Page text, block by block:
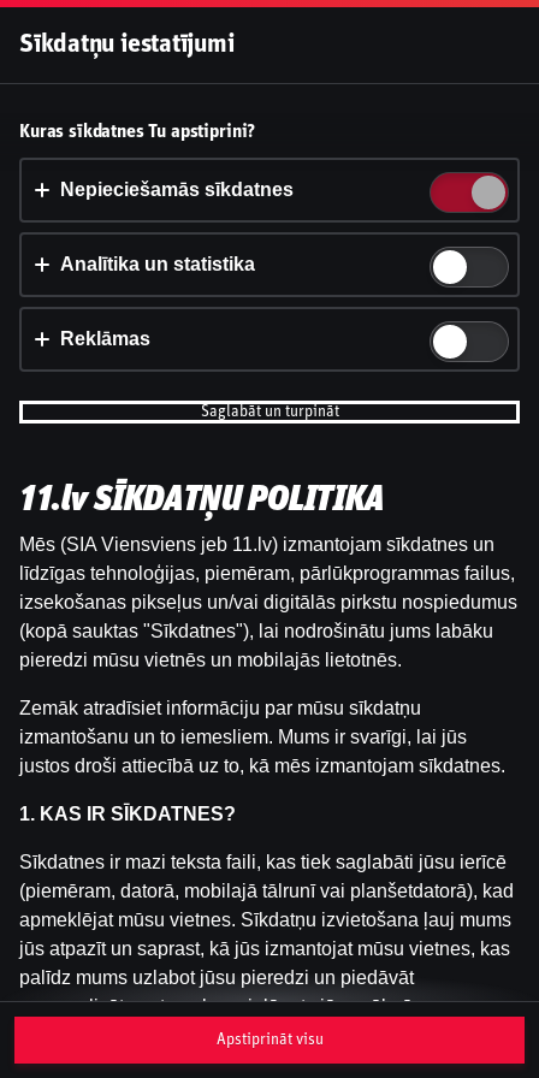
Šai spēlei nav pieejama demo versija. Lūdzu,
pieslēdzies, lai spēlētu ar īstu naudu.
Pieslēgties
Vai pieņemt sīkdatnes?
Šī vietne izmanto 3 dažādu veidu sīkdatnes: obligāti
nepieciešamās, analītikas un statistikas, reklāmas.
Iestatījumi un informācija
Sīkdatņu iestatījumi
Kuras sīkdatnes Tu apstiprini?
Nepieciešamās sīkdatnes
Analītika un statistika
Reklāmas
Saglabāt un turpināt
11.lv SĪKDATŅU POLITIKA
Mēs (SIA Viensviens jeb 11.lv) izmantojam sīkdatnes un
līdzīgas tehnoloģijas, piemēram, pārlūkprogrammas failus,
izsekošanas pikseļus un/vai digitālās pirkstu nospiedumus
(kopā sauktas "Sīkdatnes"), lai nodrošinātu jums labāku
pieredzi mūsu vietnēs un mobilajās lietotnēs.
Zemāk atradīsiet informāciju par mūsu sīkdatņu
izmantošanu un to iemesliem. Mums ir svarīgi, lai jūs
justos droši attiecībā uz to, kā mēs izmantojam sīkdatnes.
1. KAS IR SĪKDATNES?
Sīkdatnes ir mazi teksta faili, kas tiek saglabāti jūsu ierīcē
(piemēram, datorā, mobilajā tālrunī vai planšetdatorā), kad
apmeklējat mūsu vietnes. Sīkdatņu izvietošana ļauj mums
jūs atpazīt un saprast, kā jūs izmantojat mūsu vietnes, kas
palīdz mums uzlabot jūsu pieredzi un piedāvāt
personalizētu saturu, kas pielāgots jūsu vēlmēm.
Sīkdatnes var būt pagaidu (tā sauktas "sesijas sīkdatnes")
Apstiprināt visu